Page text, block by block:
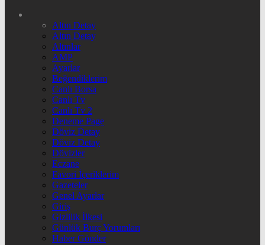
Altın Detay
Altın Detay
Altınlar
AMP
Ayarlar
Beğendiklerim
Canlı Borsa
Canlı Tv
Canlı Tv 2
Deneme Page
Döviz Detay
Döviz Detay
Dövizler
Eczane
Favori İçeriklerim
Gazeteler
Genel Ayarlar
Giriş
Gizlilik İlkesi
Günlük Burç Yorumları
Haber Gönder